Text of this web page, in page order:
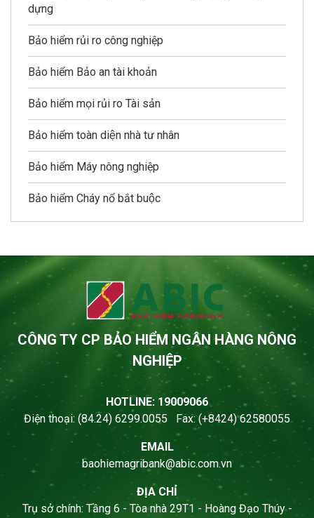
dựng
Bảo hiểm rủi ro công nghiệp
Bảo hiểm Bảo an tài khoản
Bảo hiểm mọi rủi ro Tài sản
Bảo hiểm toàn diện nhà tư nhân
Bảo hiểm Máy nông nghiệp
Bảo hiểm Cháy nổ bắt buộc
CÔNG TY CP BẢO HIỂM NGÂN HÀNG NÔNG
NGHIỆP
HOTLINE: 19009066
Điện thoại: (84.24) 6299.0055 Fax: (+8424) 62580055
ĐỊA CHỈ
Trụ sở chính: Tầng 6 - Tòa nhà 29T1 - Hoàng Đạo Thúy -
EMAIL
baohiemagribank@abic.com.vn